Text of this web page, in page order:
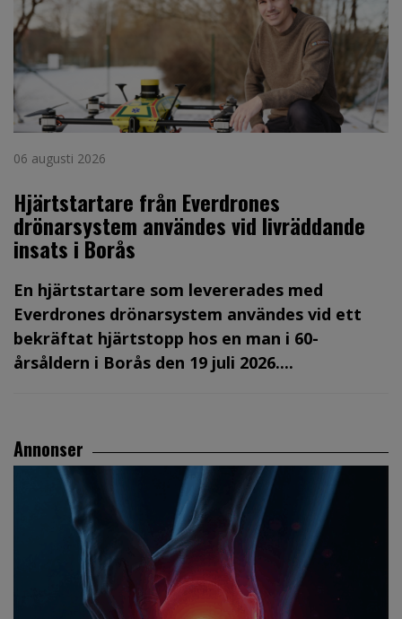
06 augusti 2026
Hjärtstartare från Everdrones
drönarsystem användes vid livräddande
insats i Borås
En hjärtstartare som levererades med
Everdrones drönarsystem användes vid ett
bekräftat hjärtstopp hos en man i 60-
årsåldern i Borås den 19 juli 2026....
Annonser